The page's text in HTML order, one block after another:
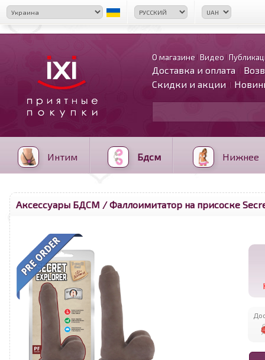
О магазине Видео
Доставка и оплата
Скидки и акции
Интим Бдсм Нижнее
Аксессуары БДСМ / Фаллоимитатор на присоске